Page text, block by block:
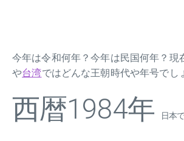
今年は令和何年？今年は民国何年？現
や台湾ではどんな王朝時代や年号でし
西暦1984年 日本で